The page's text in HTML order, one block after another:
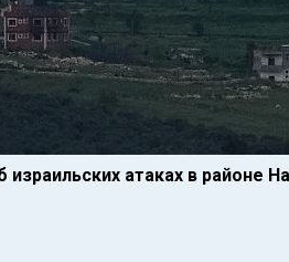
атаках в районе